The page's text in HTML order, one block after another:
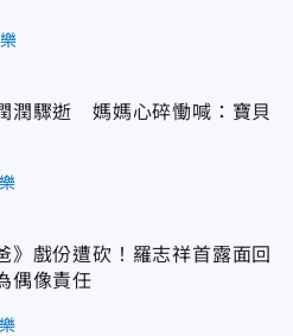
潤驟逝 媽媽心碎慟喊：寶貝
》戲份遭砍！羅志祥首露面回
偶像責任